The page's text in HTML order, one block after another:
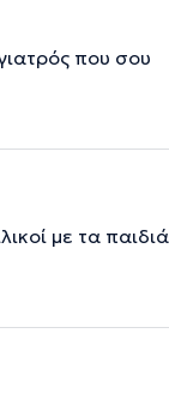
που σου
με τα παιδιά